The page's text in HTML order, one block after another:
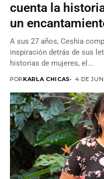
cuenta la
un
A sus 27 años, Ceshia
inspiración detrás de sus
historias de mujeres, el...
POR KARLA CHICAS 4 DE